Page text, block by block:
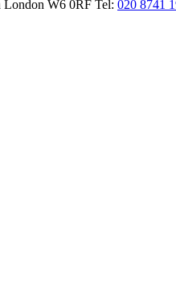
London W6 0RF Tel: 020 8741